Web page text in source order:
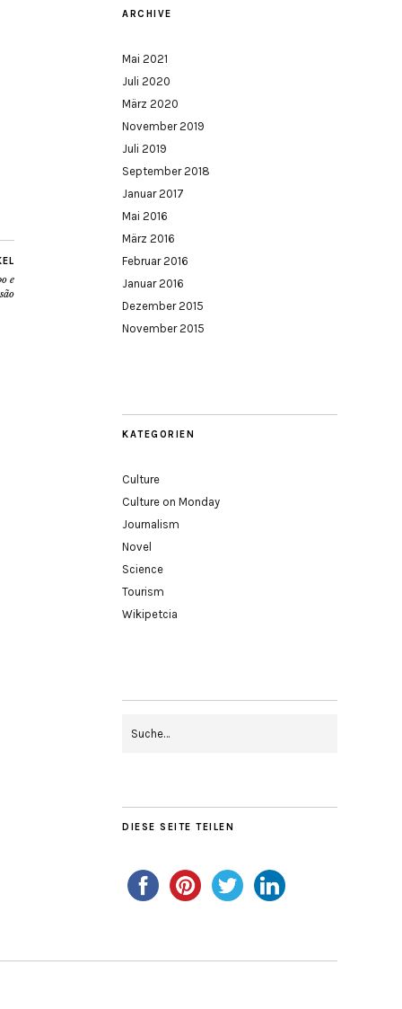
e
ARCHIVE
Mai 2021
Juli 2020
März 2020
November 2019
Juli 2019
September 2018
Januar 2017
Mai 2016
März 2016
Februar 2016
Januar 2016
Dezember 2015
November 2015
KATEGORIEN
Culture
Culture on Monday
Journalism
Novel
Science
Tourism
Wikipetcia
DIESE SEITE TEILEN